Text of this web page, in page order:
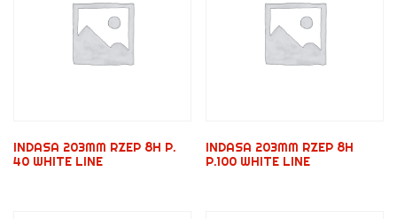
INDASA 203MM RZEP 8H P.
40 WHITE LINE
INDASA 203MM RZEP 8H
P.100 WHITE LINE